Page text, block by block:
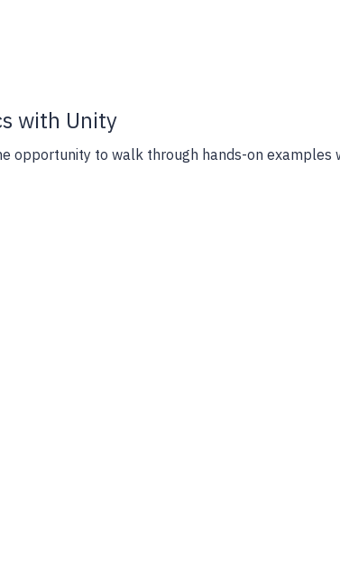
with Unity
opportunity to walk through hands-on examples